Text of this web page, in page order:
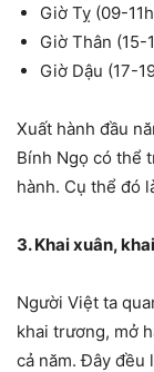
Giờ Tỵ (09-
Giờ Thân (15-
Giờ Dậu (17-
Xuất hành đầu
Bính Ngọ có thể
hành. Cụ thể đó
3. Khai xuân,
Người Việt ta
khai trương, mở
cả năm. Đây đều